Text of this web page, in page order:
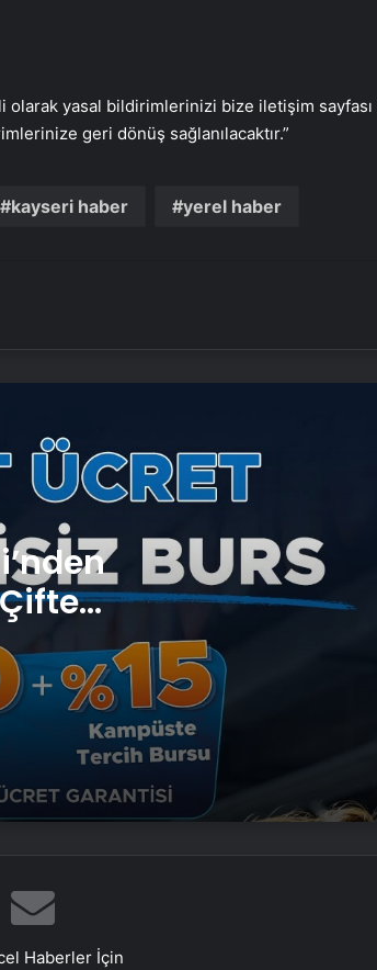
olarak yasal bildirimlerinizi bize iletişim sayfası
geri dönüş sağlanılacaktır.”
kayseri haber yerel haber
Ücret ve Kesintisiz Burs
Nasılnedir.com
Serjoy : Dijital Medya Ajansı,
Reklam Ajansı, SEO Ajansı ve
Tasarım Ajansı
UETDS Nedir ? Uetds.com İle
Dijital Taşımacılık Yazılımı
Bahçe Mobilyaları Seçimi ve
Mobilya Takımı Rehberi
Haberler İçin